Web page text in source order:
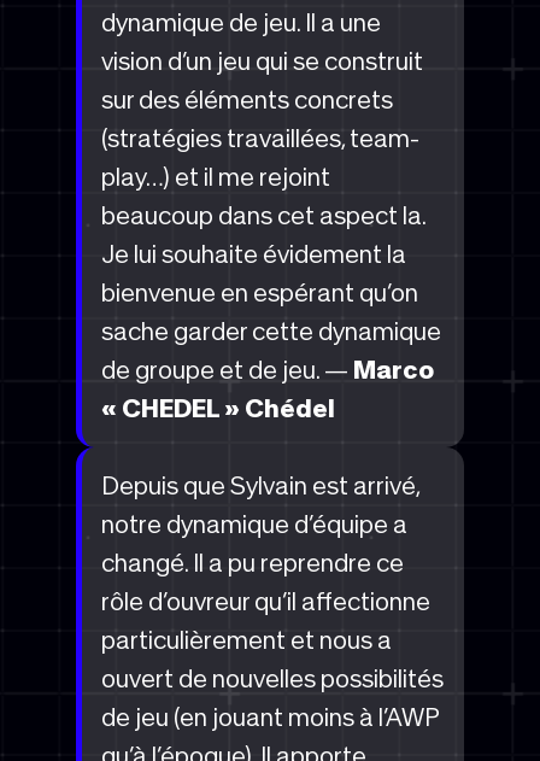
dynamique de jeu. Il a une
vision d’un jeu qui se construit
sur des éléments concrets
(stratégies travaillées, team-
play…) et il me rejoint
beaucoup dans cet aspect la.
Je lui souhaite évidement la
bienvenue en espérant qu’on
sache garder cette dynamique
de groupe et de jeu. — Marco
« CHEDEL » Chédel
Depuis que Sylvain est arrivé,
notre dynamique d’équipe a
changé. Il a pu reprendre ce
rôle d’ouvreur qu’il affectionne
particulièrement et nous a
ouvert de nouvelles possibilités
de jeu (en jouant moins à l’AWP